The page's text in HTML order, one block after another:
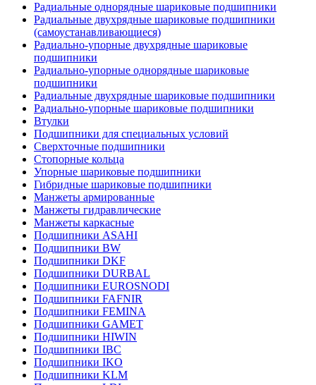
Радиальные однорядные шариковые подшипники
Радиальные двухрядные шариковые подшипники
(самоустанавливающиеся)
Радиально-упорные двухрядные шариковые
подшипники
Радиально-упорные однорядные шариковые
подшипники
Радиальные двухрядные шариковые подшипники
Радиально-упорные шариковые подшипники
Втулки
Подшипники для специальных условий
Сверхточные подшипники
Стопорные кольца
Упорные шариковые подшипники
Гибридные шариковые подшипники
Манжеты армированные
Манжеты гидравлические
Манжеты каркасные
Подшипники ASAHI
Подшипники BW
Подшипники DKF
Подшипники DURBAL
Подшипники EUROSNODI
Подшипники FAFNIR
Подшипники FEMINA
Подшипники GAMET
Подшипники HIWIN
Подшипники IBC
Подшипники IKO
Подшипники KLM